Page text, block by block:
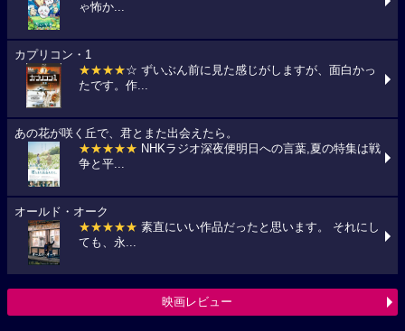
ゃ怖か...
カプリコン・1
★★★★☆ ずいぶん前に見た感じがしますが、面白かっ
たです。作...
あの花が咲く丘で、君とまた出会えたら。
★★★★★ NHKラジオ深夜便明日への言葉,夏の特集は戦
争と平...
オールド・オーク
★★★★★ 素直にいい作品だったと思います。 それにし
ても、永...
映画レビュー